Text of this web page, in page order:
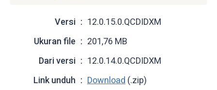
Versi
12.0.15.0.QCDIDXM
Ukuran file
201,76 MB
Dari versi
12.0.14.0.QCDIDXM
Link unduh
Download (.zip)